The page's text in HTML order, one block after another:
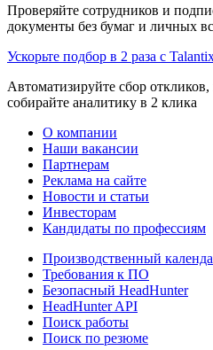
Проверяйте сотрудников и
документы без бумаг и личных
Ускорьте подбор в 2 раза с
Автоматизируйте сбор откликов,
собирайте аналитику в 2 клика
О компании
Наши вакансии
Партнерам
Реклама на сайте
Новости и статьи
Инвесторам
Кандидаты по профессиям
Производственный
Требования к ПО
Безопасный HeadHunter
HeadHunter API
Поиск работы
Поиск по резюме